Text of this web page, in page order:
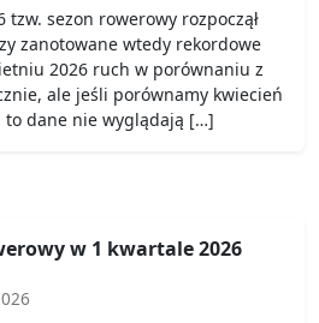
sezon rowerowy rozpoczął
zanotowane wtedy rekordowe
2026 ruch w porównaniu z
ale jeśli porównamy kwiecień
to dane nie wyglądają […]
w 1 kwartale 2026